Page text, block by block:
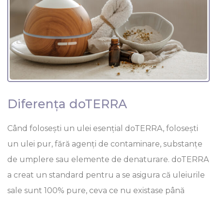
Diferența doTERRA
Când folosești un ulei esențial doTERRA, folosești
un ulei pur, fără agenți de contaminare, substanțe
de umplere sau elemente de denaturare. doTERRA
a creat un standard pentru a se asigura că uleiurile
sale sunt 100% pure, ceva ce nu existase până